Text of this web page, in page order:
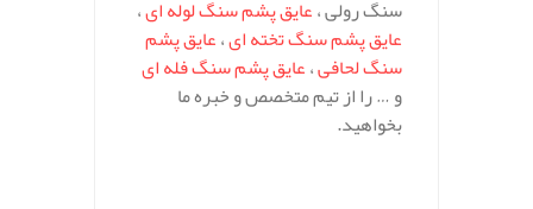
سنگ رولی ،عایق پشم سنگ لوله ای،
عایق پشم سنگ تخته ای،عایق پشم
سنگ لحافی،عایق پشم سنگ فله ای
و … را از تیم متخصص و خبره ما
بخواهید.